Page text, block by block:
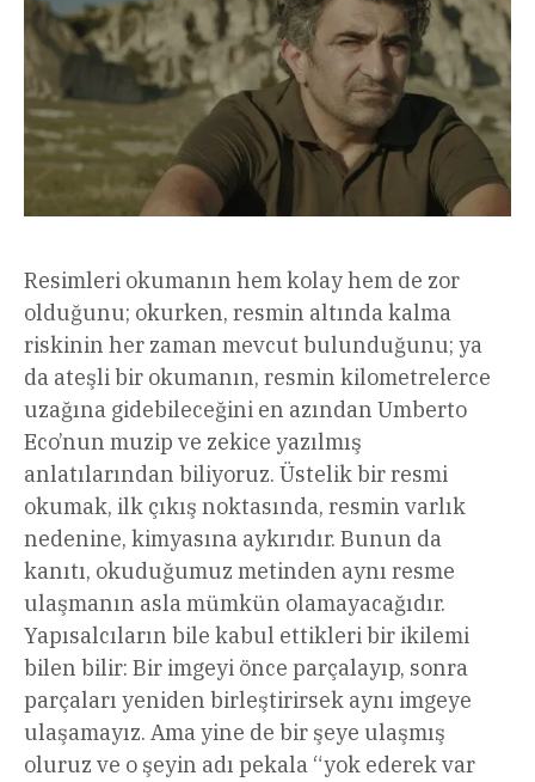
Resimleri okumanın hem kolay hem de zor
olduğunu; okurken, resmin altında kalma
riskinin her zaman mevcut bulunduğunu; ya
da ateşli bir okumanın, resmin kilometrelerce
uzağına gidebileceğini en azından Umberto
Eco’nun muzip ve zekice yazılmış
anlatılarından biliyoruz. Üstelik bir resmi
okumak, ilk çıkış noktasında, resmin varlık
nedenine, kimyasına aykırıdır. Bunun da
kanıtı, okuduğumuz metinden aynı resme
ulaşmanın asla mümkün olamayacağıdır.
Yapısalcıların bile kabul ettikleri bir ikilemi
bilen bilir: Bir imgeyi önce parçalayıp, sonra
parçaları yeniden birleştirirsek aynı imgeye
ulaşamayız. Ama yine de bir şeye ulaşmış
oluruz ve o şeyin adı pekala “yok ederek var